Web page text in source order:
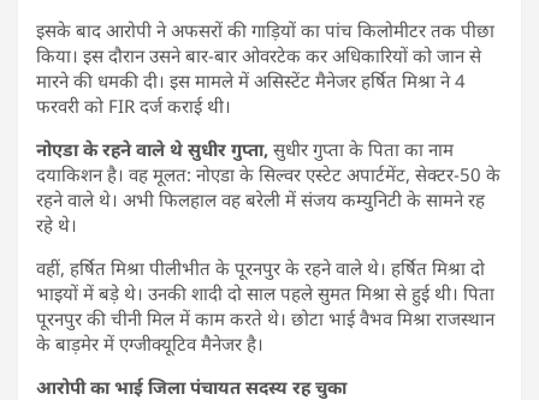
इसके बाद आरोपी ने अफसरों की गाड़ियों का पांच किलोमीटर तक पीछा
किया। इस दौरान उसने बार-बार ओवरटेक कर अधिकारियों को जान से
मारने की धमकी दी। इस मामले में असिस्टेंट मैनेजर हर्षित मिश्रा ने 4
फरवरी को FIR दर्ज कराई थी।
नोएडा के रहने वाले थे सुधीर गुप्ता, सुधीर गुप्ता के पिता का नाम
दयाकिशन है। वह मूलत: नोएडा के सिल्वर एस्टेट अपार्टमेंट, सेक्टर-50 के
रहने वाले थे। अभी फिलहाल वह बरेली में संजय कम्युनिटी के सामने रह
रहे थे।
वहीं, हर्षित मिश्रा पीलीभीत के पूरनपुर के रहने वाले थे। हर्षित मिश्रा दो
भाइयों में बड़े थे। उनकी शादी दो साल पहले सुमत मिश्रा से हुई थी। पिता
पूरनपुर की चीनी मिल में काम करते थे। छोटा भाई वैभव मिश्रा राजस्थान
के बाड़मेर में एग्जीक्यूटिव मैनेजर है।
आरोपी का भाई जिला पंचायत सदस्य रह चुका